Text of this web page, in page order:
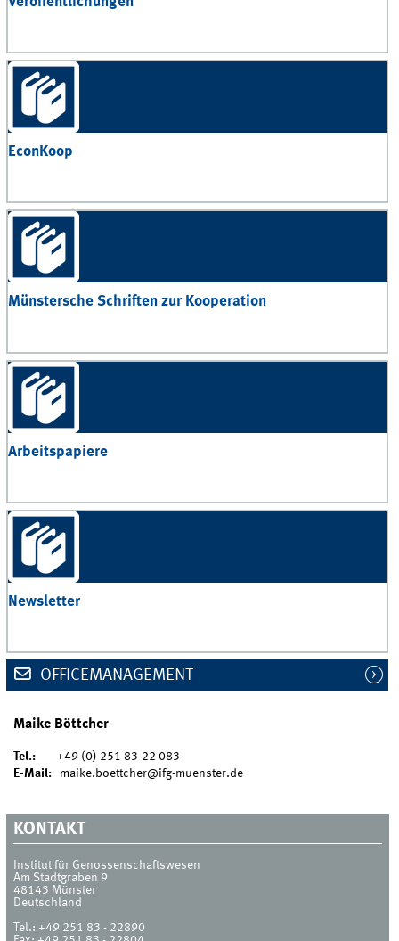
EconKoop
Münstersche Schriften zur Kooperation
Arbeitspapiere
Newsletter
OFFICEMANAGEMENT
Maike Böttcher
Tel.: +49 (0) 251 83-22 083
E-Mail: maike.boettcher@ifg-muenster.de
KONTAKT
Institut für Genossenschaftswesen
Am Stadtgraben 9
48143 Münster
Deutschland
Tel.:+49 251 83 - 22890